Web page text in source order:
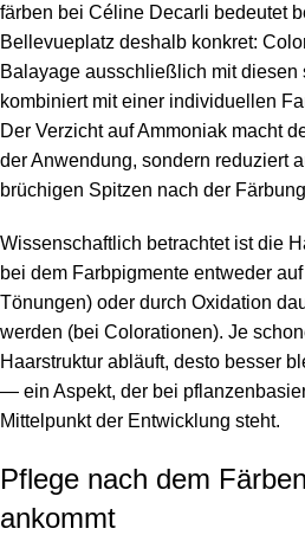
färben bei Céline Decarli bedeutet
Bellevueplatz deshalb konkret:
Balayage ausschließlich mit
kombiniert mit einer individuellen
Der Verzicht auf Ammoniak macht
der Anwendung, sondern reduziert
brüchigen Spitzen nach der
Wissenschaftlich betrachtet ist die
bei dem Farbpigmente entweder
Tönungen) oder durch Oxidation
werden (bei Colorationen). Je
Haarstruktur abläuft, desto besser
— ein Aspekt, der bei
Mittelpunkt der Entwicklung steht.
Pflege nach dem
ankommt